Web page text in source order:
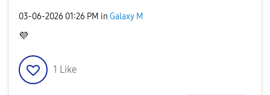
‎03-06-2026 01:26 PM in Galaxy M
💜
1 Like